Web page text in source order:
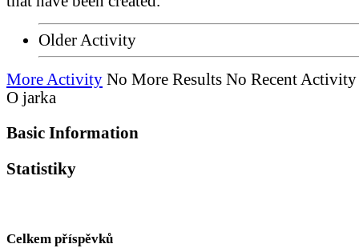
Older Activity
More Activity No More Results No Recent Activity
O jarka
Basic Information
Statistiky
Celkem příspěvků